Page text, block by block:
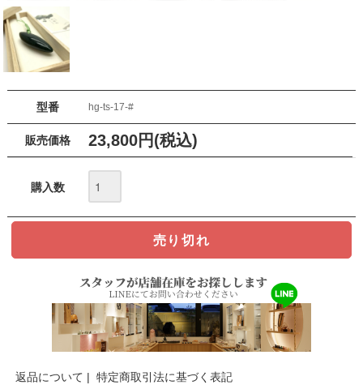
型番 hg-ts-17-#
販売価格 23,800円(税込)
購入数
返品について | 特定商取引法に基づく表記